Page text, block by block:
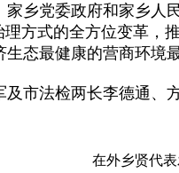
党委政府和家乡人
方式的全方位变革
态最健康的营商环境
法检两长李德通、方
在外乡贤代